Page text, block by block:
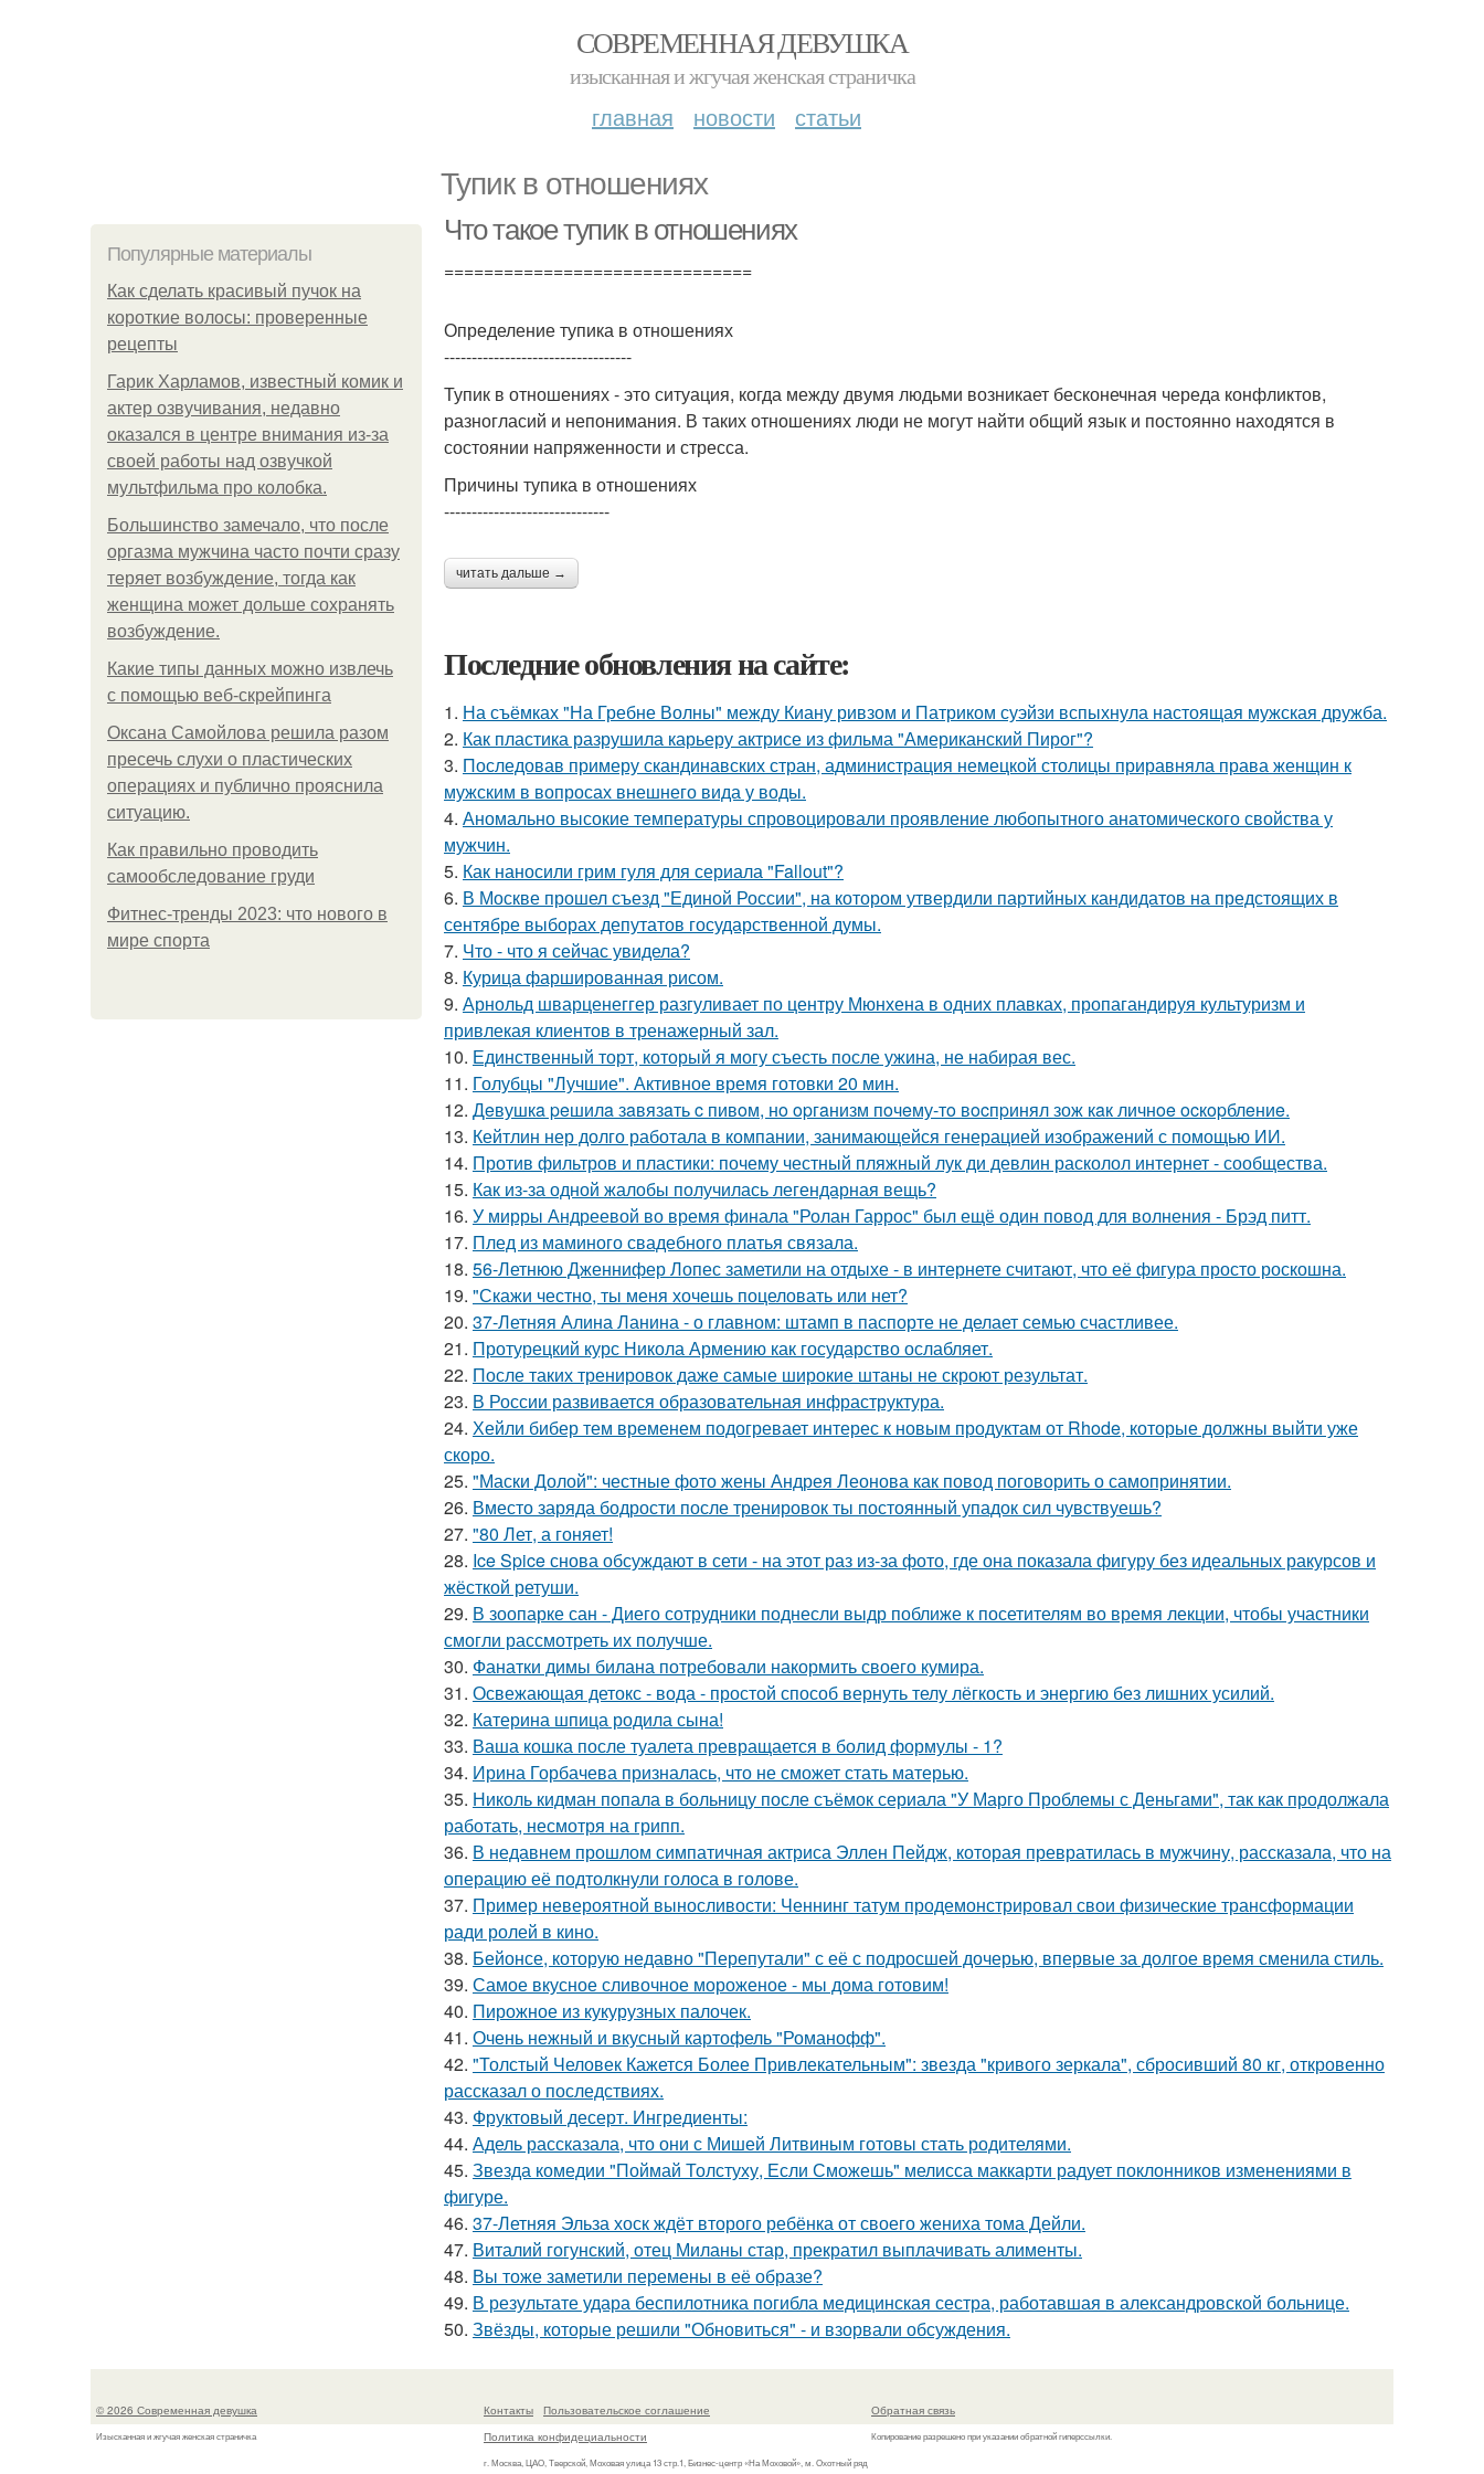
СОВРЕМЕННАЯ ДЕВУШКА
изысканная и жгучая женская страничка
главная новости статьи
Тупик в отношениях
Популярные материалы
Как сделать красивый пучок на
короткие волосы: проверенные
рецепты
Гарик Харламов, известный комик и
актер озвучивания, недавно
оказался в центре внимания из-за
своей работы над озвучкой
мультфильма про колобка.
Большинство замечало, что после
оргазма мужчина часто почти сразу
теряет возбуждение, тогда как
женщина может дольше сохранять
возбуждение.
Какие типы данных можно извлечь
с помощью веб-скрейпинга
Оксана Самойлова решила разом
пресечь слухи о пластических
операциях и публично прояснила
ситуацию.
Как правильно проводить
самообследование груди
Фитнес-тренды 2023: что нового в
мире спорта
Что такое тупик в отношениях
===============================
Определение тупика в отношениях
----------------------------------
Тупик в отношениях - это ситуация, когда между двумя людьми возникает бесконечная череда конфликтов,
разногласий и непонимания. В таких отношениях люди не могут найти общий язык и постоянно находятся в
состоянии напряженности и стресса.
Причины тупика в отношениях
------------------------------
читать дальше →
Последние обновления на сайте:
1. На съёмках "На Гребне Волны" между Киану ривзом и Патриком суэйзи вспыхнула настоящая мужская дружба.
2. Как пластика разрушила карьеру актрисе из фильма "Американский Пирог"?
3. Последовав примеру скандинавских стран, администрация немецкой столицы приравняла права женщин к
мужским в вопросах внешнего вида у воды.
4. Аномально высокие температуры спровоцировали проявление любопытного анатомического свойства у
мужчин.
5. Как наносили грим гуля для сериала "Fallout"?
6. В Москве прошел съезд "Единой России", на котором утвердили партийных кандидатов на предстоящих в
сентябре выборах депутатов государственной думы.
7. Что - что я сейчас увидела?
8. Курица фаршированная рисом.
9. Арнольд шварценеггер разгуливает по центру Мюнхена в одних плавках, пропагандируя культуризм и
привлекая клиентов в тренажерный зал.
10. Единственный торт, который я могу съесть после ужина, не набирая вес.
11. Голубцы "Лучшие". Активное время готовки 20 мин.
12. Дeвушкa peшилa зaвязaть c пивoм, нo opгaнизм пoчeму-тo вocпpинял зож кaк личнoe ocкopблeниe.
13. Кейтлин нер долго работала в компании, занимающейся генерацией изображений с помощью ИИ.
14. Против фильтров и пластики: почему честный пляжный лук ди девлин расколол интернет - сообщества.
15. Как из-за одной жалобы получилась легендарная вещь?
16. У мирры Андреевой во время финала "Ролан Гаррос" был ещё один повод для волнения - Брэд питт.
17. Плед из маминого свадебного платья связала.
18. 56-Летнюю Дженнифер Лопес заметили на отдыхе - в интернете считают, что её фигура просто роскошна.
19. "Скажи честно, ты меня хочешь поцеловать или нет?
20. 37-Летняя Алина Ланина - о главном: штамп в паспорте не делает семью счастливее.
21. Протурецкий курс Никола Армению как государство ослабляет.
22. После таких тренировок даже самые широкие штаны не скроют результат.
23. В России развивается образовательная инфраструктура.
24. Хейли бибер тем временем подогревает интерес к новым продуктам от Rhode, которые должны выйти уже
скоро.
25. "Маски Долой": честные фото жены Андрея Леонова как повод поговорить о самопринятии.
26. Вместо заряда бодрости после тренировок ты постоянный упадок сил чувствуешь?
27. "80 Лет, а гоняет!
28. Ice Spice снова обсуждают в сети - на этот раз из-за фото, где она показала фигуру без идеальных ракурсов и
жёсткой ретуши.
29. В зоопарке сан - Диего сотрудники поднесли выдр поближе к посетителям во время лекции, чтобы участники
смогли рассмотреть их получше.
30. Фанатки димы билана потребовали накормить своего кумира.
31. Освежающая детокс - вода - простой способ вернуть телу лёгкость и энергию без лишних усилий.
32. Катерина шпица родила сына!
33. Ваша кошка после туалета превращается в болид формулы - 1?
34. Ирина Горбачева призналась, что не сможет стать матерью.
35. Николь кидман попала в больницу после съёмок сериала "У Марго Проблемы с Деньгами", так как продолжала
работать, несмотря на грипп.
36. В недавнем прошлом симпатичная актриса Эллен Пейдж, которая превратилась в мужчину, рассказала, что на
операцию её подтолкнули голоса в голове.
37. Пример невероятной выносливости: Ченнинг татум продемонстрировал свои физические трансформации
ради ролей в кино.
38. Бейонсе, которую недавно "Перепутали" с её с подросшей дочерью, впервые за долгое время сменила стиль.
39. Самое вкусное сливочное мороженое - мы дома готовим!
40. Пирожное из кукурузных палочек.
41. Очень нежный и вкусный картофель "Романофф".
42. "Толстый Человек Кажется Более Привлекательным": звезда "кривого зеркала", сбросивший 80 кг, откровенно
рассказал о последствиях.
43. Фруктовый десерт. Ингредиенты:
44. Адель рассказала, что они с Мишей Литвиным готовы стать родителями.
45. Звезда комедии "Поймай Толстуху, Если Сможешь" мелисса маккарти радует поклонников изменениями в
фигуре.
46. 37-Летняя Эльза хоск ждёт второго ребёнка от своего жениха тома Дейли.
47. Виталий гогунский, отец Миланы стар, прекратил выплачивать алименты.
48. Вы тоже заметили перемены в её образе?
49. В результате удара беспилотника погибла медицинская сестра, работавшая в александровской больнице.
50. Звёзды, которые решили "Обновиться" - и взорвали обсуждения.
© 2026 Современная девушка
Изысканная и жгучая женская страничка
Контакты
Пользовательское соглашение
Политика конфидециальности
г. Москва, ЦАО, Тверской, Моховая улица 13 стр.1, Бизнес-центр «На Моховой», м. Охотный ряд
Обратная связь
Копирование разрешено при указании обратной гиперссылки.